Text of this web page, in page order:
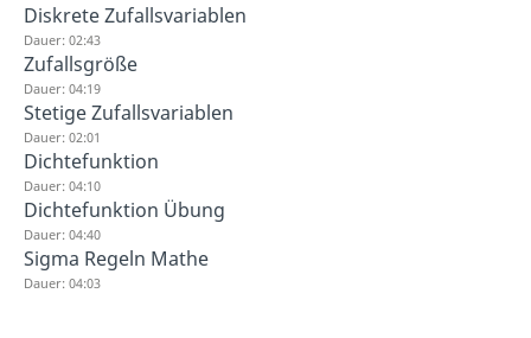
Diskrete Zufallsvariablen
Dauer: 02:43
Zufallsgröße
Dauer: 04:19
Stetige Zufallsvariablen
Dauer: 02:01
Dichtefunktion
Dauer: 04:10
Dichtefunktion Übung
Dauer: 04:40
Sigma Regeln Mathe
Dauer: 04:03